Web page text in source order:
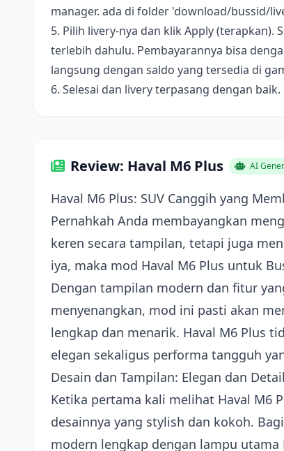
manager. ada di folder 'download/bussid/
5. Pilih livery-nya dan klik Apply
terlebih dahulu. Pembayarannya bisa
langsung dengan saldo yang tersedia di
6. Selesai dan livery terpasang dengan baik.
Review: Haval M6 Plus AI
Haval M6 Plus: SUV Canggih yang
Pernahkah Anda membayangkan
keren secara tampilan, tetapi juga
iya, maka mod Haval M6 Plus untuk
Dengan tampilan modern dan fitur
menyenangkan, mod ini pasti akan
lengkap dan menarik. Haval M6 Plus
elegan sekaligus performa tangguh
Desain dan Tampilan: Elegan dan
Ketika pertama kali melihat Haval M6
desainnya yang stylish dan kokoh.
modern lengkap dengan lampu